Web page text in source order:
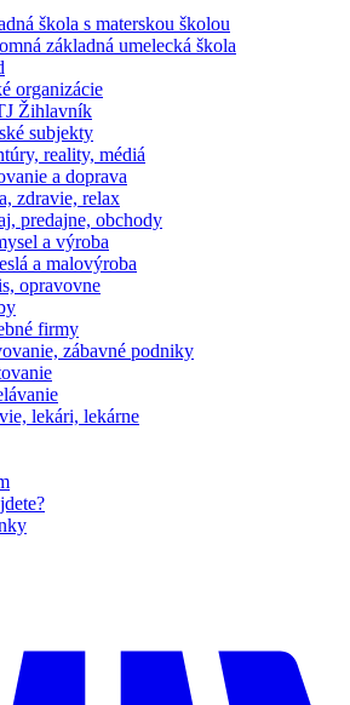
škola s materskou školou
základná umelecká škola
organizácie
Žihlavník
subjekty
reality, médiá
a doprava
zdravie, relax
predajne, obchody
a výroba
a malovýroba
opravovne
firmy
zábavné podniky
lekári, lekárne